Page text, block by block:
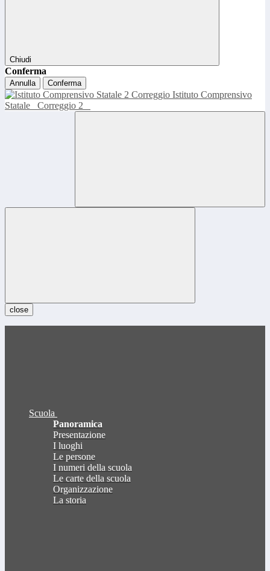
Chiudi
Conferma
Annulla Conferma
Istituto Comprensivo
Statale
Correggio 2
close
Scuola
Panoramica
Presentazione
I luoghi
Le persone
I numeri della scuola
Le carte della scuola
Organizzazione
La storia